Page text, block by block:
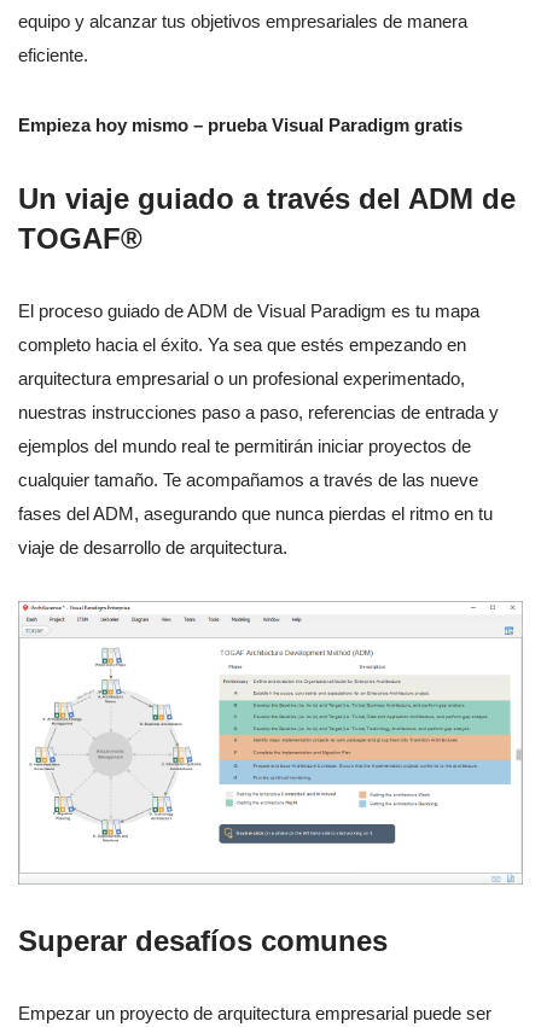
equipo y alcanzar tus objetivos empresariales de manera
eficiente.
Empieza hoy mismo – prueba Visual Paradigm gratis
Un viaje guiado a través del ADM de
TOGAF®
El proceso guiado de ADM de Visual Paradigm es tu mapa
completo hacia el éxito. Ya sea que estés empezando en
arquitectura empresarial o un profesional experimentado,
nuestras instrucciones paso a paso, referencias de entrada y
ejemplos del mundo real te permitirán iniciar proyectos de
cualquier tamaño. Te acompañamos a través de las nueve
fases del ADM, asegurando que nunca pierdas el ritmo en tu
viaje de desarrollo de arquitectura.
Superar desafíos comunes
Empezar un proyecto de arquitectura empresarial puede ser